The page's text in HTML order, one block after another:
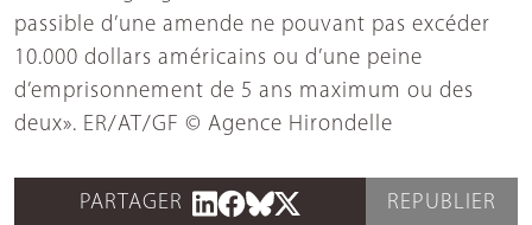
passible d’une amende ne pouvant pas excéder
10.000 dollars américains ou d’une peine
d’emprisonnement de 5 ans maximum ou des
deux». ER/AT/GF © Agence Hirondelle
PARTAGER REPUBLIER